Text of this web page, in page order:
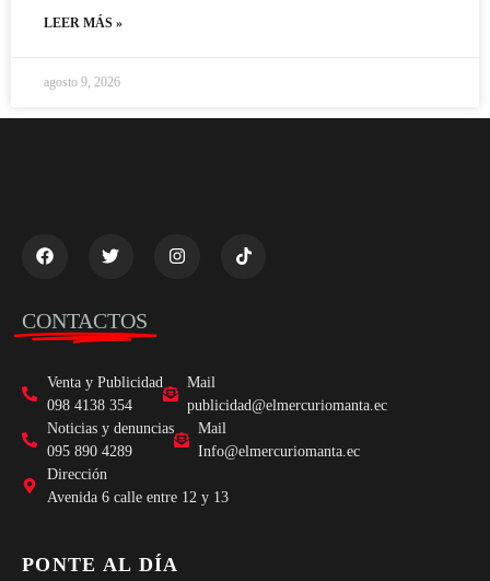
LEER MÁS »
agosto 9, 2026
CONTACTOS
Venta y Publicidad
098 4138 354
Mail
publicidad@elmercuriomanta.ec
Noticias y denuncias
095 890 4289
Mail
Info@elmercuriomanta.ec
Dirección
Avenida 6 calle entre 12 y 13
PONTE AL DÍA